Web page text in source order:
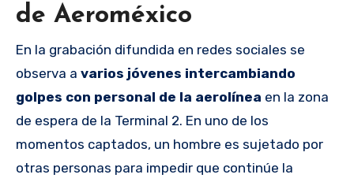
de Aeroméxico
En la grabación difundida en redes sociales se
observa a varios jóvenes intercambiando
golpes con personal de la aerolínea en la zona
de espera de la Terminal 2. En uno de los
momentos captados, un hombre es sujetado por
otras personas para impedir que continúe la